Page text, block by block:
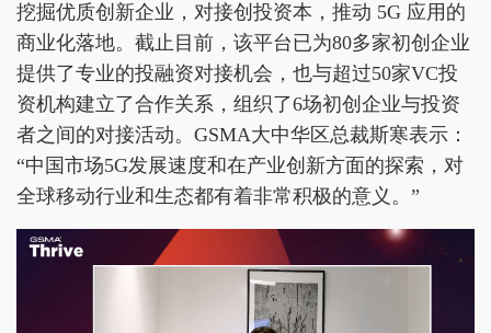
挖掘优质创新企业，对接创投资本，推动 5G 应用的
商业化落地。截止目前，该平台已为80多家初创企业
提供了专业的投融资对接机会，也与超过50家VC投
资机构建立了合作关系，组织了6场初创企业与投资
者之间的对接活动。GSMA大中华区总裁斯寒表示：
“中国市场5G发展速度和在产业创新方面的探索，对
全球移动行业和生态都有着非常积极的意义。”